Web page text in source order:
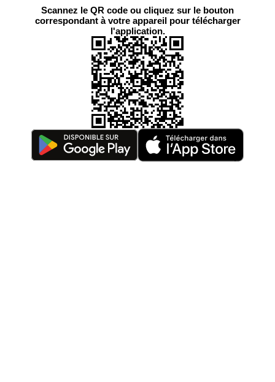
Scannez le QR code ou cliquez sur le bouton
correspondant à votre appareil pour télécharger
l'application.